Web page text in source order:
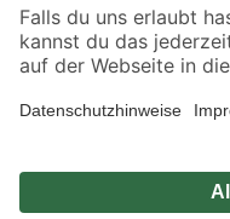
Alle Preisangaben in EUR inkl.
Umständen nicht in allen Märkten
Produkte nur solange der Vorrat reicht.
*Paketversand ab 59 €
Privatsphäre